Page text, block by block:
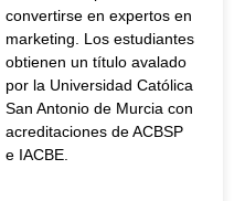
convertirse en expertos en
marketing. Los estudiantes
obtienen un título avalado
por la Universidad Católica
San Antonio de Murcia con
acreditaciones de ACBSP
e IACBE.